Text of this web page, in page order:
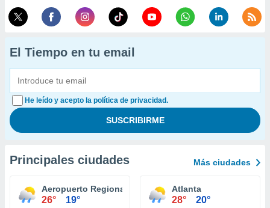
El Tiempo en tu email
He leído y acepto la política de privacidad.
Principales ciudades Más ciudades
Aeropuerto Regional South Bend
26° 19°
Atlanta
28° 20°